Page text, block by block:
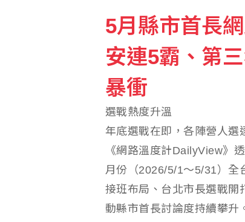
中國籍男藏身挪威
備戰第二人生 國
5月縣市首長
安連5霸、第
暴衝
選戰熱度升溫
年底選戰在即，各陣營人選
《網路溫度計DailyView》
月份（2026/5/1～5/31）全
接班布局、台北市長選戰開
動縣市首長討論度持續攀升